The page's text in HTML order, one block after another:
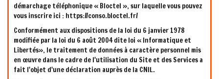
démarchage téléphonique « Bloctel », sur laquelle vous pouvez
vous inscrire ici : https://conso.bloctel.fr/
Conformément aux dispositions de la loi du 6 janvier 1978
modifiée par la loi du 6 août 2004 dite loi « Informatique et
Libertés», le traitement de données à caractère personnel mis
en œuvre dans le cadre de l'utilisation du Site et des Services a
fait l'objet d'une déclaration auprès de la CNIL.